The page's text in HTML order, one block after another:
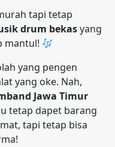
tapi tetap
drum bekasyang
mantul!
yang pengen
yang oke. Nah,
Jawa Timur
tetap dapet barang
tapi tetap bisa